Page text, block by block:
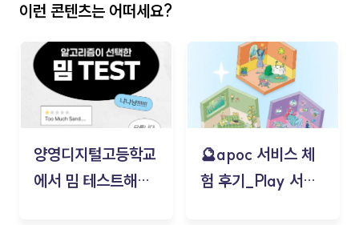
이런 콘텐츠는 어떠세요?
양영디지털고등학교
에서 밈 테스트해보
🔮apoc 서비스 체
험 후기_Play 서비